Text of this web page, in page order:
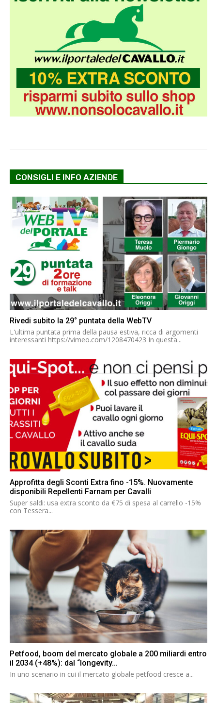
CONSIGLI E INFO AZIENDE
Rivedi subito la 29° puntata della WebTV
L'ultima puntata prima della pausa estiva, ricca di argomenti
interessanti https://vimeo.com/1208470423 In questa...
Approfitta degli Sconti Extra fino -15%. Nuovamente
disponibili Repellenti Farnam per Cavalli
Super saldi: usa extra sconto da €75 di spesa al carrello -15%
con Tessera...
Petfood, boom del mercato globale a 200 miliardi entro
il 2034 (+48%): dal “longevity...
In uno scenario in cui il mercato globale petfood cresce a...